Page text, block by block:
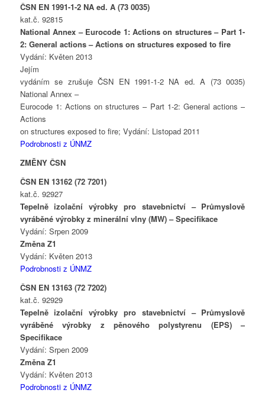
ČSN EN 1991-1-2 NA ed. A (73 0035)
kat.č. 92815
National Annex – Eurocode 1: Actions on structures – Part 1-
2: General actions – Actions on structures exposed to fire
Vydání: Květen 2013
Jejím
vydáním se zrušuje ČSN EN 1991-1-2 NA ed. A (73 0035)
National Annex –
Eurocode 1: Actions on structures – Part 1-2: General actions –
Actions
on structures exposed to fire; Vydání: Listopad 2011
Podrobnosti z ÚNMZ
ZMĚNY ČSN
ČSN EN 13162 (72 7201)
kat.č. 92927
Tepelně izolační výrobky pro stavebnictví – Průmyslově
vyráběné výrobky z minerální vlny (MW) – Specifikace
Vydání: Srpen 2009
Změna Z1
Vydání: Květen 2013
Podrobnosti z ÚNMZ
ČSN EN 13163 (72 7202)
kat.č. 92929
Tepelně izolační výrobky pro stavebnictví – Průmyslově
vyráběné výrobky z pěnového polystyrenu (EPS) –
Specifikace
Vydání: Srpen 2009
Změna Z1
Vydání: Květen 2013
Podrobnosti z ÚNMZ